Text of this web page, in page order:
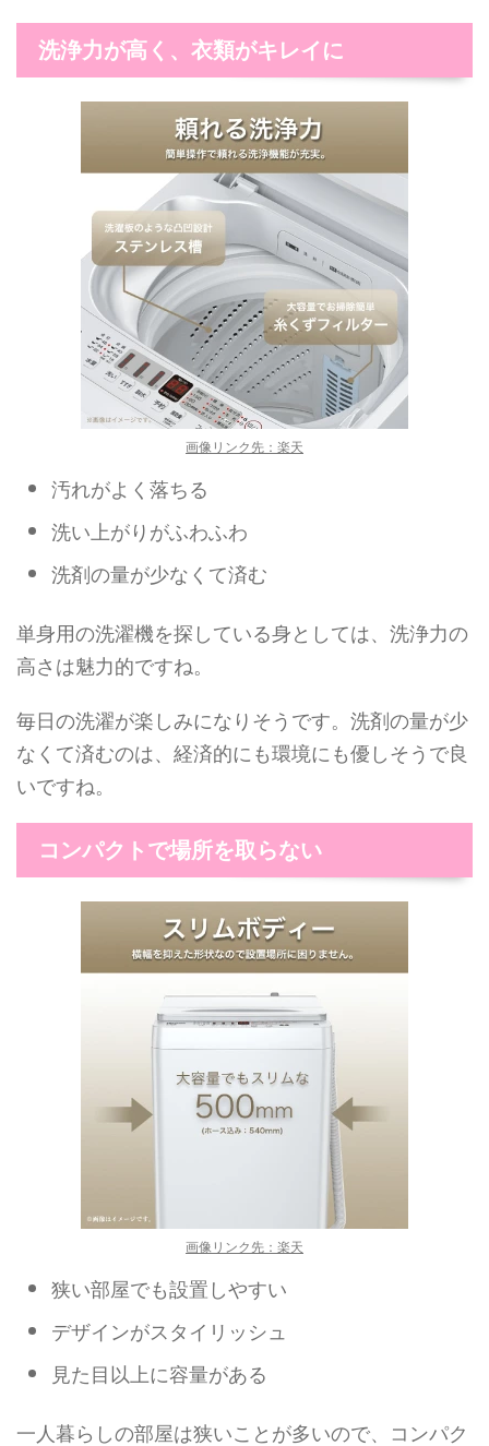
洗浄力が高く、衣類がキレイに
画像リンク先：楽天
汚れがよく落ちる
洗い上がりがふわふわ
洗剤の量が少なくて済む
単身用の洗濯機を探している身としては、洗浄力の
高さは魅力的ですね。
毎日の洗濯が楽しみになりそうです。洗剤の量が少
なくて済むのは、経済的にも環境にも優しそうで良
いですね。
コンパクトで場所を取らない
画像リンク先：楽天
狭い部屋でも設置しやすい
デザインがスタイリッシュ
見た目以上に容量がある
一人暮らしの部屋は狭いことが多いので、コンパク